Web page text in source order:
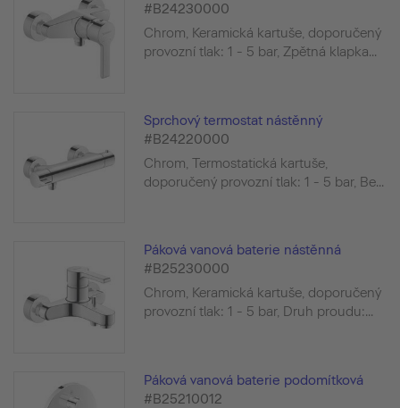
#B24230000
Chrom, Keramická kartuše, doporučený
provozní tlak: 1 - 5 bar, Zpětná klapka...
Sprchový termostat nástěnný
#B24220000
Chrom, Termostatická kartuše,
doporučený provozní tlak: 1 - 5 bar, Be...
Páková vanová baterie nástěnná
#B25230000
Chrom, Keramická kartuše, doporučený
provozní tlak: 1 - 5 bar, Druh proudu:...
Páková vanová baterie podomítková
#B25210012